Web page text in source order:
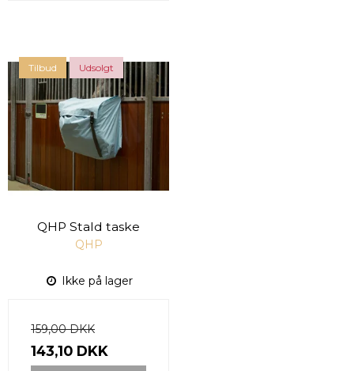
Tilbud Udsolgt
QHP Stald taske
QHP
Ikke på lager
159,00 DKK
143,10 DKK